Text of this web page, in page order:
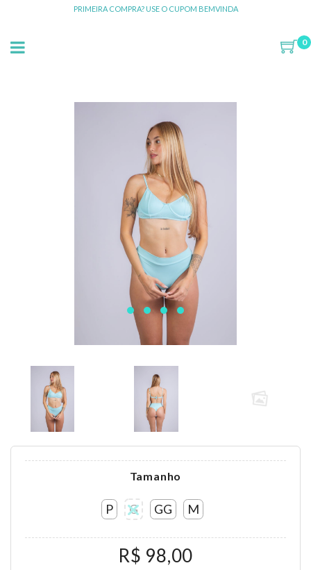
PRIMEIRA COMPRA? USE O CUPOM BEMVINDA
0
Tamanho
P G GG M
R$ 98,00